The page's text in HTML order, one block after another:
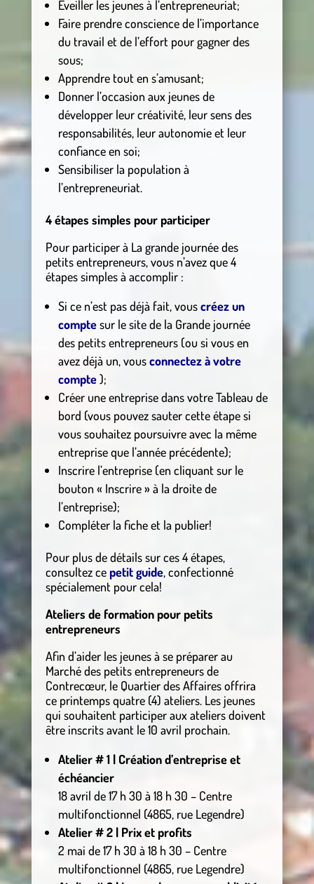
Éveiller les jeunes à l’entrepreneuriat;
Faire prendre conscience de l’importance
du travail et de l’effort pour gagner des
sous;
Apprendre tout en s’amusant;
Donner l’occasion aux jeunes de
développer leur créativité, leur sens des
responsabilités, leur autonomie et leur
confiance en soi;
Sensibiliser la population à
l’entrepreneuriat.
4 étapes simples pour participer
Pour participer à La grande journée des
petits entrepreneurs, vous n’avez que 4
étapes simples à accomplir :
Si ce n’est pas déjà fait, vouscréez un
comptesur le site de la Grande journée
des petits entrepreneurs (ou si vous en
avez déjà un, vousconnectez à votre
compte);
Créer une entreprise dans votre Tableau de
bord (vous pouvez sauter cette étape si
vous souhaitez poursuivre avec la même
entreprise que l’année précédente);
Inscrire l’entreprise (en cliquant sur le
bouton « Inscrire » à la droite de
l’entreprise);
Compléter la fiche et la publier!
Pour plus de détails sur ces 4 étapes,
consultez ce petit guide, confectionné
spécialement pour cela!
Ateliers de formation pour petits
entrepreneurs
Afin d’aider les jeunes à se préparer au
Marché des petits entrepreneurs de
Contrecœur, le Quartier des Affaires offrira
ce printemps quatre (4) ateliers. Les jeunes
qui souhaitent participer aux ateliers doivent
être inscrits avant le 10 avril prochain.
Atelier # 1 | Création d’entreprise et
échéancier
18 avril de 17 h 30 à 18 h 30 – Centre
multifonctionnel (4865, rue Legendre)
Atelier # 2 | Prix et profits
2 mai de 17 h 30 à 18 h 30 – Centre
multifonctionnel (4865, rue Legendre)